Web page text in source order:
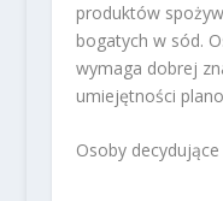
produktów
bogatych w sód.
wymaga dobrej
umiejętności
Osoby